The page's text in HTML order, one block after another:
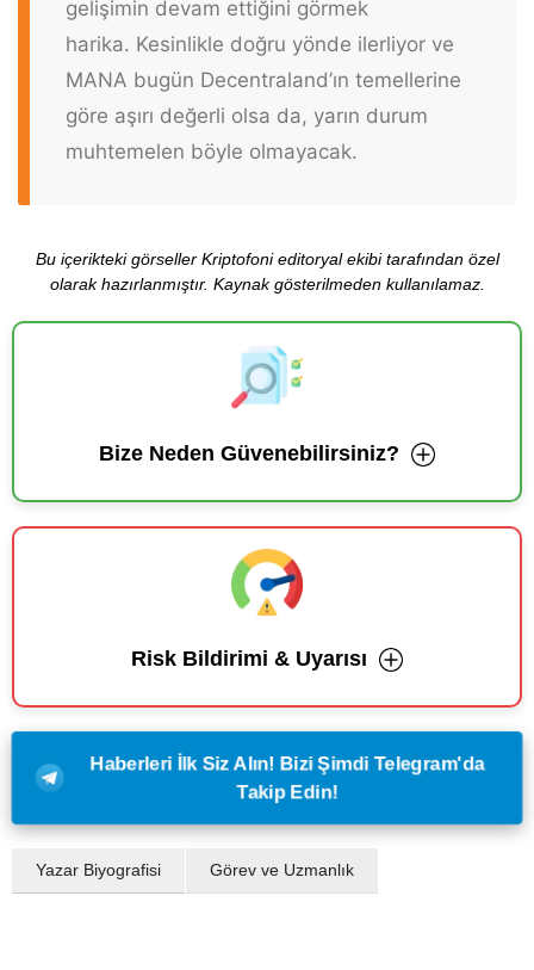
gelişimin devam ettiğini görmek
harika. Kesinlikle doğru yönde ilerliyor ve
MANA bugün Decentraland’ın temellerine
göre aşırı değerli olsa da, yarın durum
muhtemelen böyle olmayacak.
Bu içerikteki görseller Kriptofoni editoryal ekibi tarafından özel
olarak hazırlanmıştır. Kaynak gösterilmeden kullanılamaz.
Bize Neden Güvenebilirsiniz?
Risk Bildirimi & Uyarısı
Haberleri İlk Siz Alın! Bizi Şimdi Telegram'da
Takip Edin!
Yazar Biyografisi Görev ve Uzmanlık